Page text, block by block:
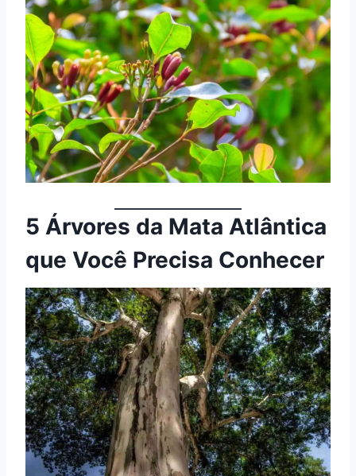
5 Árvores da Mata Atlântica
que Você Precisa Conhecer